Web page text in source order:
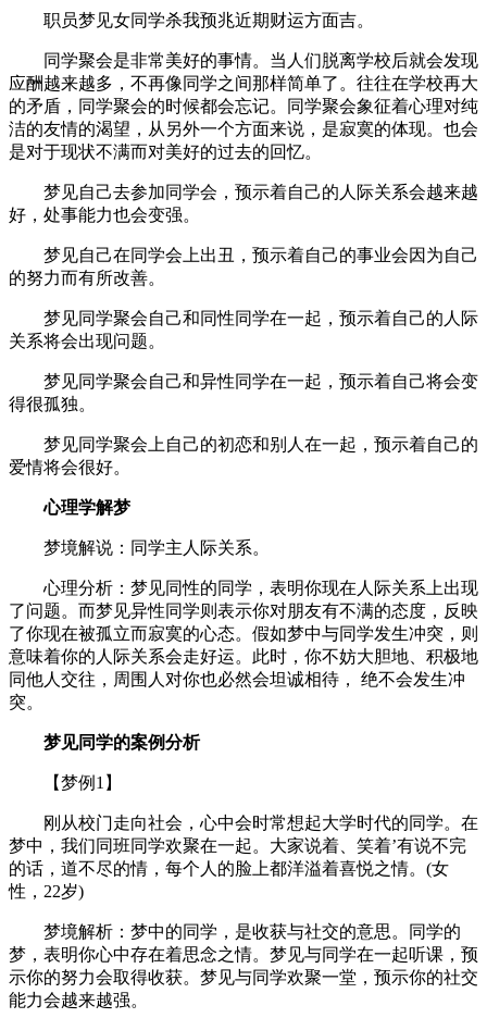
职员梦见女同学杀我预兆近期财运方面吉。
同学聚会是非常美好的事情。当人们脱离学校后就会发现
应酬越来越多，不再像同学之间那样简单了。往往在学校再大
的矛盾，同学聚会的时候都会忘记。同学聚会象征着心理对纯
洁的友情的渴望，从另外一个方面来说，是寂寞的体现。也会
是对于现状不满而对美好的过去的回忆。
梦见自己去参加同学会，预示着自己的人际关系会越来越
好，处事能力也会变强。
梦见自己在同学会上出丑，预示着自己的事业会因为自己
的努力而有所改善。
梦见同学聚会自己和同性同学在一起，预示着自己的人际
关系将会出现问题。
梦见同学聚会自己和异性同学在一起，预示着自己将会变
得很孤独。
梦见同学聚会上自己的初恋和别人在一起，预示着自己的
爱情将会很好。
心理学解梦
梦境解说：同学主人际关系。
心理分析：梦见同性的同学，表明你现在人际关系上出现
了问题。而梦见异性同学则表示你对朋友有不满的态度，反映
了你现在被孤立而寂寞的心态。假如梦中与同学发生冲突，则
意味着你的人际关系会走好运。此时，你不妨大胆地、积极地
同他人交往，周围人对你也必然会坦诚相待， 绝不会发生冲
突。
梦见同学的案例分析
【梦例1】
刚从校门走向社会，心中会时常想起大学时代的同学。在
梦中，我们同班同学欢聚在一起。大家说着、笑着’有说不完
的话，道不尽的情，每个人的脸上都洋溢着喜悦之情。(女
性，22岁)
梦境解析：梦中的同学，是收获与社交的意思。同学的
梦，表明你心中存在着思念之情。梦见与同学在一起听课，预
示你的努力会取得收获。梦见与同学欢聚一堂，预示你的社交
能力会越来越强。